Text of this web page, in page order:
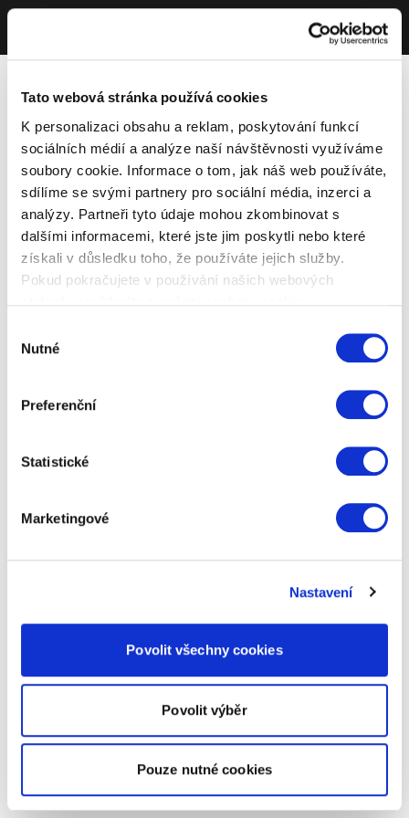
Tato webová stránka používá cookies
K personalizaci obsahu a reklam, poskytování funkcí
sociálních médií a analýze naší návštěvnosti využíváme
soubory cookie. Informace o tom, jak náš web používáte,
sdílíme se svými partnery pro sociální média, inzerci a
analýzy. Partneři tyto údaje mohou zkombinovat s
dalšími informacemi, které jste jim poskytli nebo které
získali v důsledku toho, že používáte jejich služby.
Pokud pokračujete v používání našich webových
souhlasu
Nutné
Preferenční
Statistické
Marketingové
Nastavení
Povolit všechny cookies
Povolit výběr
Pouze nutné cookies